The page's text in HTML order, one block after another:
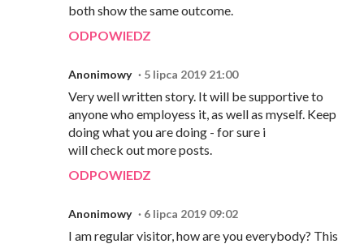
both show the same outcome.
ODPOWIEDZ
Anonimowy 5 lipca 2019 21:00
Very well written story. It will be supportive to
anyone who employess it, as well as myself. Keep
doing what you are doing - for sure i
will check out more posts.
ODPOWIEDZ
Anonimowy 6 lipca 2019 09:02
I am regular visitor, how are you everybody? This